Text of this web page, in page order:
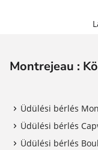
Montrejeau :
Üdülési bérlés
Üdülési bérlés
Üdülési bérlés